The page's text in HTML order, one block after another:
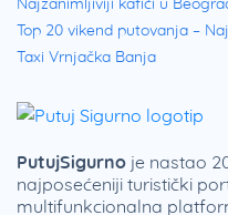
Top 20 vikend putovanja –
Taxi Vrnjačka Banja
PutujSigurno je nastao
najposećeniji turistički
multifunkcionalna